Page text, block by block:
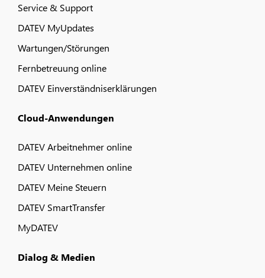
Service & Support
DATEV MyUpdates
Wartungen/Störungen
Fernbetreuung online
DATEV Einverständniserklärungen
Cloud-Anwendungen
DATEV Arbeitnehmer online
DATEV Unternehmen online
DATEV Meine Steuern
DATEV SmartTransfer
MyDATEV
Dialog & Medien